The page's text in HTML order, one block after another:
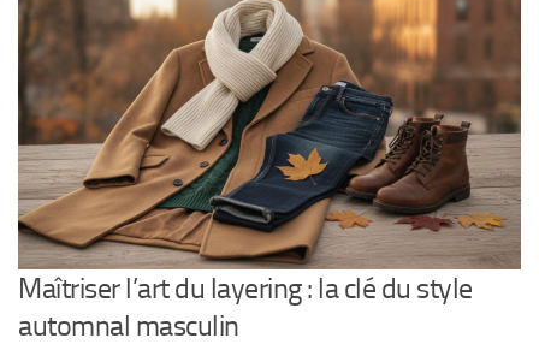
Maîtriser l’art du layering : la clé du style
automnal masculin